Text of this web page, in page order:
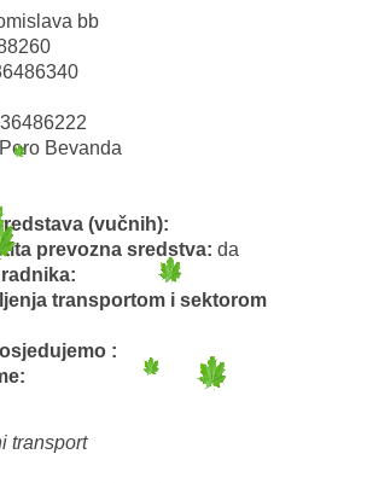
bb
Pero Bevanda
(vučnih):
prevozna sredstva:da
transportom i sektorom
:
transport